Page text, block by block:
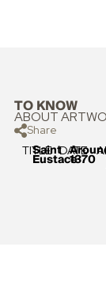
TO KNOW
ABOUT
Share
TITLE
Saint
Eustace
DATE
1370